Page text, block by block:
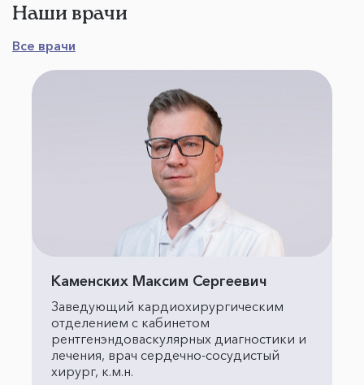
Наши врачи
Все врачи
Каменских Максим Сергеевич
Заведующий кардиохирургическим
отделением с кабинетом
рентгенэндоваскулярных диагностики и
лечения, врач сердечно-сосудистый
хирург, к.м.н.